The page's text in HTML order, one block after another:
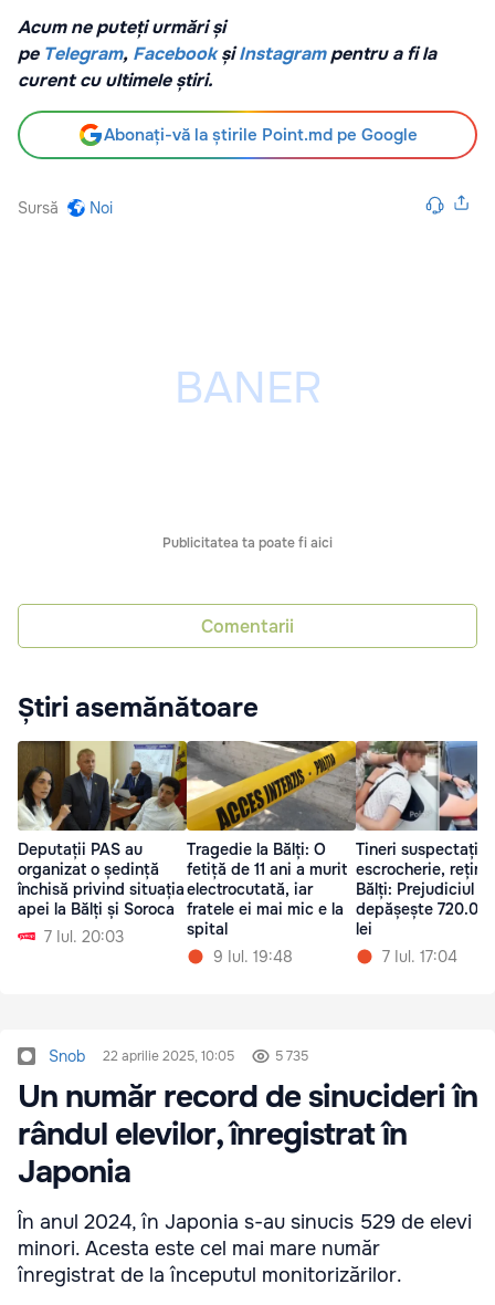
Acum ne puteți urmări și
pe Telegram, Facebook șiInstagrampentru a fi la
curent cu ultimele știri.
Abonați-vă la știrile Point.md pe Google
Sursă Noi
Publicitatea ta poate fi aici
Comentarii
Știri asemănătoare
Deputații PAS au
organizat o ședință
închisă privind situația
apei la Bălți și Soroca
7 Iul. 20:03
Tragedie la Bălți: O
fetiță de 11 ani a murit
electrocutată, iar
fratele ei mai mic e la
spital
9 Iul. 19:48
Tineri suspectați în
escrocherie,
Bălți: Prejudiciul
depășește
lei
7 Iul. 17:04
Snob 22 aprilie 2025, 10:05 5 735
Un număr record de sinucideri în
rândul elevilor, înregistrat în
Japonia
În anul 2024, în Japonia s-au sinucis 529 de elevi
minori. Acesta este cel mai mare număr
înregistrat de la începutul monitorizărilor.